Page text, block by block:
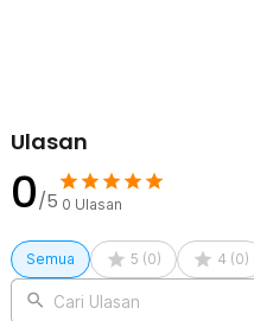
Ulasan
0/5 0 Ulasan
Semua 5 (0) 4 (0)
Cari Ulasan